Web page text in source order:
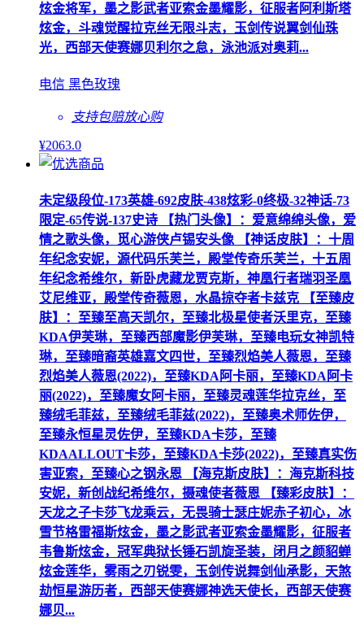
炫金将军，墨之影武者亚索金墨耀影，征服者阿利斯塔
炫金，斗魂觉醒拉克丝无限斗志，玉剑传说翼剑仙珠
光，西部天使赛娜贝利尔之怠，泳池派对奥莉...
电信 黑色玫瑰
支持包赔放心购
¥2063.0
未定级段位-173英雄-692皮肤-438炫彩-0终极-32神话-73
限定-65传说-137史诗 【热门头像】：爱意绵绵头像，爱
情之歌头像，觅心游侠卢锡安头像 【神话皮肤】：十周
年纪念安妮，源代码乐芙兰，殿堂传奇乐芙兰，十五周
年纪念希维尔，新卧虎藏龙贾克斯，神凰行者瑞羽圣凰
艾尼维亚，殿堂传奇薇恩，水晶掠夺者卡兹克 【至臻皮
肤】：至臻至高天凯尔，至臻北极星使者沃里克，至臻
KDA伊芙琳，至臻西部魔影伊芙琳，至臻电玩女神凯特
琳，至臻暗裔英雄嘉文四世，至臻烈焰美人薇恩，至臻
烈焰美人薇恩(2022)，至臻KDA阿卡丽，至臻KDA阿卡
丽(2022)，至臻魔女阿卡丽，至臻灵魂莲华拉克丝，至
臻绒毛菲兹，至臻绒毛菲兹(2022)，至臻奥术师佐伊，
至臻永恒星灵佐伊，至臻KDA卡莎，至臻
KDAALLOUT卡莎，至臻KDA卡莎(2022)，至臻真实伤
害亚索，至臻心之钢永恩 【海克斯皮肤】：海克斯科技
安妮，新创战纪希维尔，摄魂使者薇恩 【臻彩皮肤】：
天龙之子卡莎飞龙乘云，无畏骑士瑟庄妮赤子初心，冰
雪节格雷福斯炫金，墨之影武者亚索金墨耀影，征服者
韦鲁斯炫金，冠军典狱长锤石凯旋圣装，闭月之颜貂蝉
炫金莲华，雾雨之刃锐雯，玉剑传说舞剑仙承影，天煞
劫恒星游历者，西部天使赛娜神选天使长，西部天使赛
娜贝...